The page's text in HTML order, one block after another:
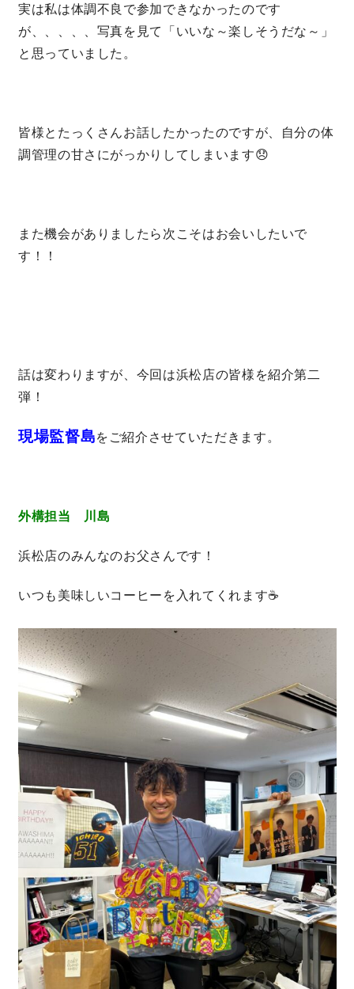
nattoku グループコーポレートサイト
理想の暮らしを引き出すデザイン力
身体に優しい自然素材の家
頑丈で長持ちの外壁
ラインナップ
最響の家
Groovin’
nattoku住宅25周年記念モデル
Blue Style
キママプラス
納得リフォームスタジオ nattoku リノベ
分譲住宅･不動産 スタッフブログ
実は私は体調不良で参加できなかったのです
が、、、、、写真を見て「いいな～楽しそうだな～」
と思っていました。
皆様とたっくさんお話したかったのですが、自分の体
調管理の甘さにがっかりしてしまいます😞
また機会がありましたら次こそはお会いしたいで
す！！
話は変わりますが、今回は浜松店の皆様を紹介第二
弾！
現場監督島をご紹介させていただきます。
外構担当 川島
浜松店のみんなのお父さんです！
いつも美味しいコーヒーを入れてくれます☕